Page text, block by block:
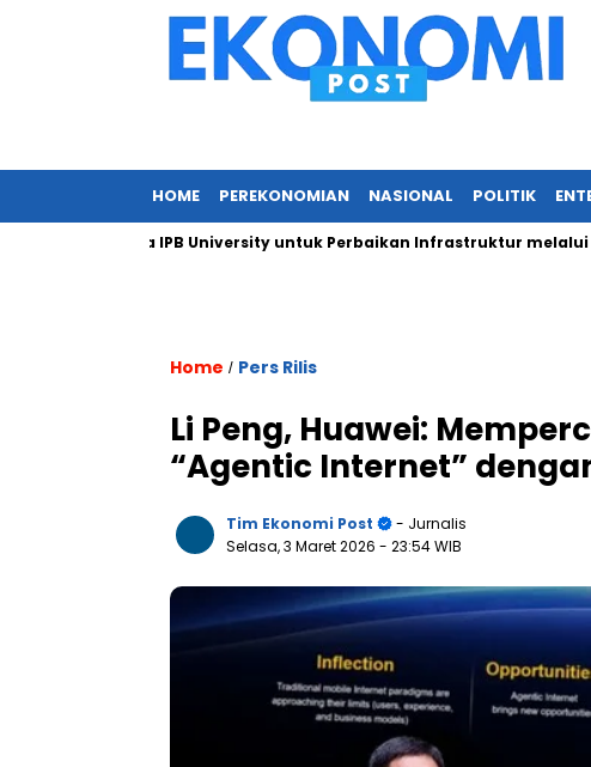
HOME PEREKONOMIAN NASIONAL POLITIK
Kepada IPB University untuk Perbaikan Infrastruktur melalui
Home / Pers Rilis
Li Peng, Huawei:
“Agentic Internet”
Tim Ekonomi Post
- Jurnalis
Selasa, 3 Maret 2026 - 23:54 WIB